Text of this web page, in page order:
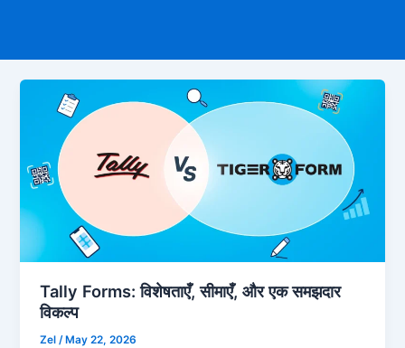
Tally Forms: विशेषताएँ, सीमाएँ, और एक समझदार
विकल्प
Zel/ May 22, 2026